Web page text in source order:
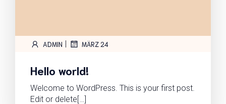
ADMIN | MÄRZ 24
Hello world!
Welcome to WordPress. This is your first post.
Edit or delete[…]